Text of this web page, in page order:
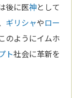
後に医神として
ギリシャやロー
のようにイムホ
ト社会に革新を